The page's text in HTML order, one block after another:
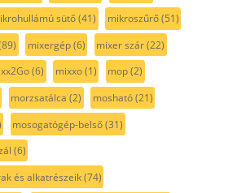
sütő(41) mikroszűrő(51)
mixergép(6) mixer szár(22)
(6) mixxo(1) mop(2)
morzsatálca (2) mosható(21)
mosogatógép-belső(31)
(6)
és alkatrészeik(74)